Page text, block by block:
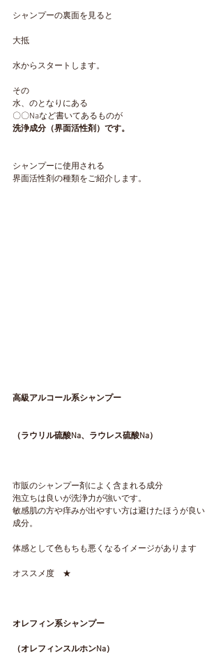
シャンプーの裏面を見ると
大抵
水からスタートします。
その
水、のとなりにある
〇〇Naなど書いてあるものが
洗浄成分（界面活性剤）です。
シャンプーに使用される
界面活性剤の種類をご紹介します。
高級アルコール系シャンプー
（ラウリル硫酸Na、ラウレス硫酸Na）
市販のシャンプー剤によく含まれる成分
泡立ちは良いが洗浄力が強いです。
敏感肌の方や痒みが出やすい方は避けたほうが良い
成分。
体感として色もちも悪くなるイメージがあります
オススメ度　★
オレフィン系シャンプー
（オレフィンスルホンNa）